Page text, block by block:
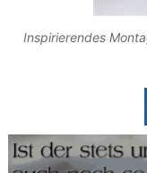
Inspirierendes